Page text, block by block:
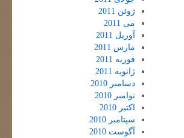
ژوئن 2011
می 2011
آوریل 2011
مارس 2011
فوریه 2011
ژانویه 2011
دسامبر 2010
نوامبر 2010
اکتبر 2010
سپتامبر 2010
آگوست 2010